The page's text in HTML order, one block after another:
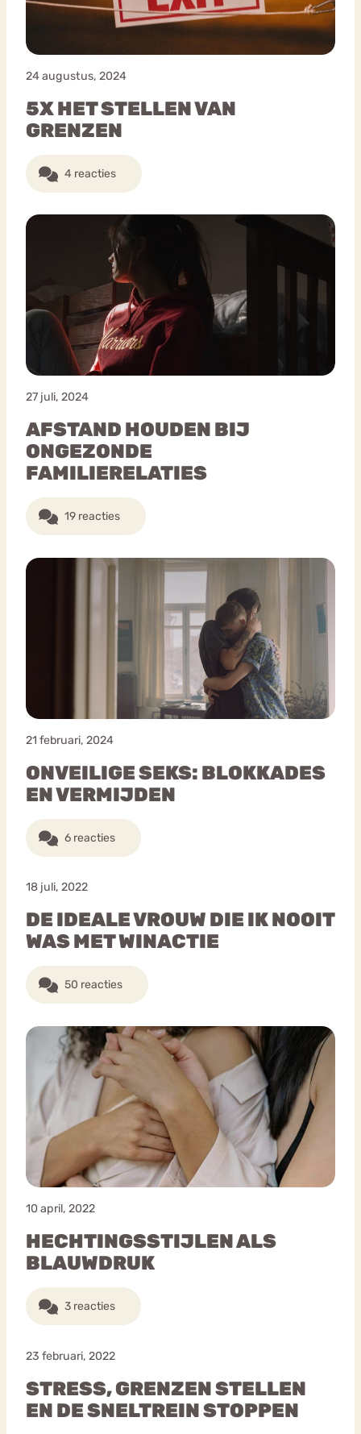
24 augustus, 2024
5X HET STELLEN VAN
GRENZEN
4 reacties
27 juli, 2024
AFSTAND HOUDEN BIJ
ONGEZONDE
FAMILIERELATIES
19 reacties
21 februari, 2024
ONVEILIGE SEKS: BLOKKADES
EN VERMIJDEN
6 reacties
18 juli, 2022
DE IDEALE VROUW DIE IK NOOIT
WAS MET WINACTIE
50 reacties
10 april, 2022
HECHTINGSSTIJLEN ALS
BLAUWDRUK
3 reacties
23 februari, 2022
STRESS, GRENZEN STELLEN
EN DE SNELTREIN STOPPEN